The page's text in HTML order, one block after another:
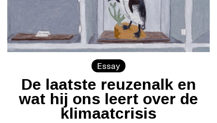
Essay
De laatste reuzenalk en
wat hij ons leert over de
klimaatcrisis